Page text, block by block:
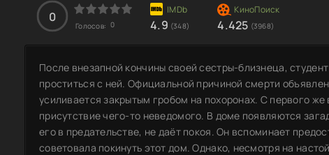
0
Голосов: 0 4.9 (348) 4.425 (3968)
После внезапной кончины своей сестры-близнеца,
проститься с ней. Официальной причиной смерти
усиливается закрытым гробом на похоронах. С первого
присутствие чего-то неведомого. В доме появляются
его в предательстве, не даёт покоя. Он вспоминает
советовала покинуть этот дом. Однако, несмотря на